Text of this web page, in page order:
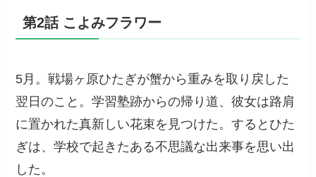
第2話 こよみフラワー
5月。戦場ヶ原ひたぎが蟹から重みを取り戻した
翌日のこと。学習塾跡からの帰り道、彼女は路肩
に置かれた真新しい花束を見つけた。するとひた
ぎは、学校で起きたある不思議な出来事を思い出
した。